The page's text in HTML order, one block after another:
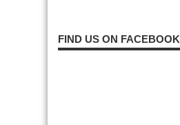
FIND US ON FACEBOOK